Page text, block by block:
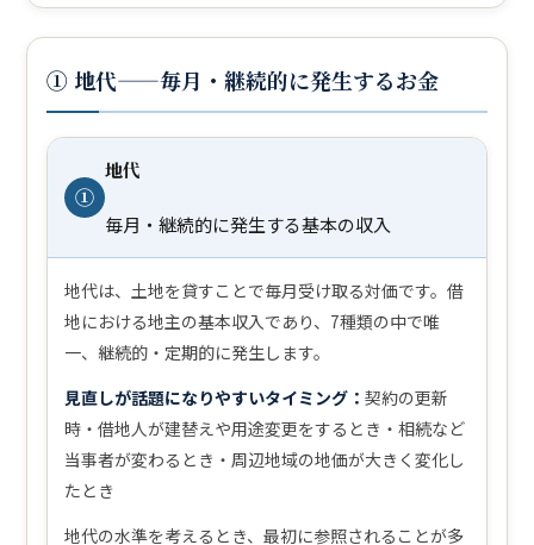
① 地代——毎月・継続的に発生するお金
①
地代
毎月・継続的に発生する基本の収入
地代は、土地を貸すことで毎月受け取る対価です。借
地における地主の基本収入であり、7種類の中で唯
一、継続的・定期的に発生します。
見直しが話題になりやすいタイミング： 契約の更新
時・借地人が建替えや用途変更をするとき・相続など
当事者が変わるとき・周辺地域の地価が大きく変化し
たとき
地代の水準を考えるとき、最初に参照されることが多